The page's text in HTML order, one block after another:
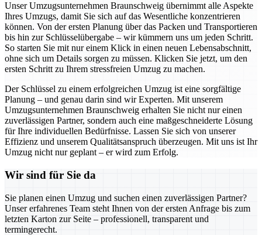
Unser Umzugsunternehmen Braunschweig übernimmt alle Aspekte
Ihres Umzugs, damit Sie sich auf das Wesentliche konzentrieren
können. Von der ersten Planung über das Packen und Transportieren
bis hin zur Schlüsselübergabe – wir kümmern uns um jeden Schritt.
So starten Sie mit nur einem Klick in einen neuen Lebensabschnitt,
ohne sich um Details sorgen zu müssen. Klicken Sie jetzt, um den
ersten Schritt zu Ihrem stressfreien Umzug zu machen.
Der Schlüssel zu einem erfolgreichen Umzug ist eine sorgfältige
Planung – und genau darin sind wir Experten. Mit unserem
Umzugsunternehmen Braunschweig erhalten Sie nicht nur einen
zuverlässigen Partner, sondern auch eine maßgeschneiderte Lösung
für Ihre individuellen Bedürfnisse. Lassen Sie sich von unserer
Effizienz und unserem Qualitätsanspruch überzeugen. Mit uns ist Ihr
Umzug nicht nur geplant – er wird zum Erfolg.
Wir sind für Sie da
Sie planen einen Umzug und suchen einen zuverlässigen Partner?
Unser erfahrenes Team steht Ihnen von der ersten Anfrage bis zum
letzten Karton zur Seite – professionell, transparent und
termingerecht.